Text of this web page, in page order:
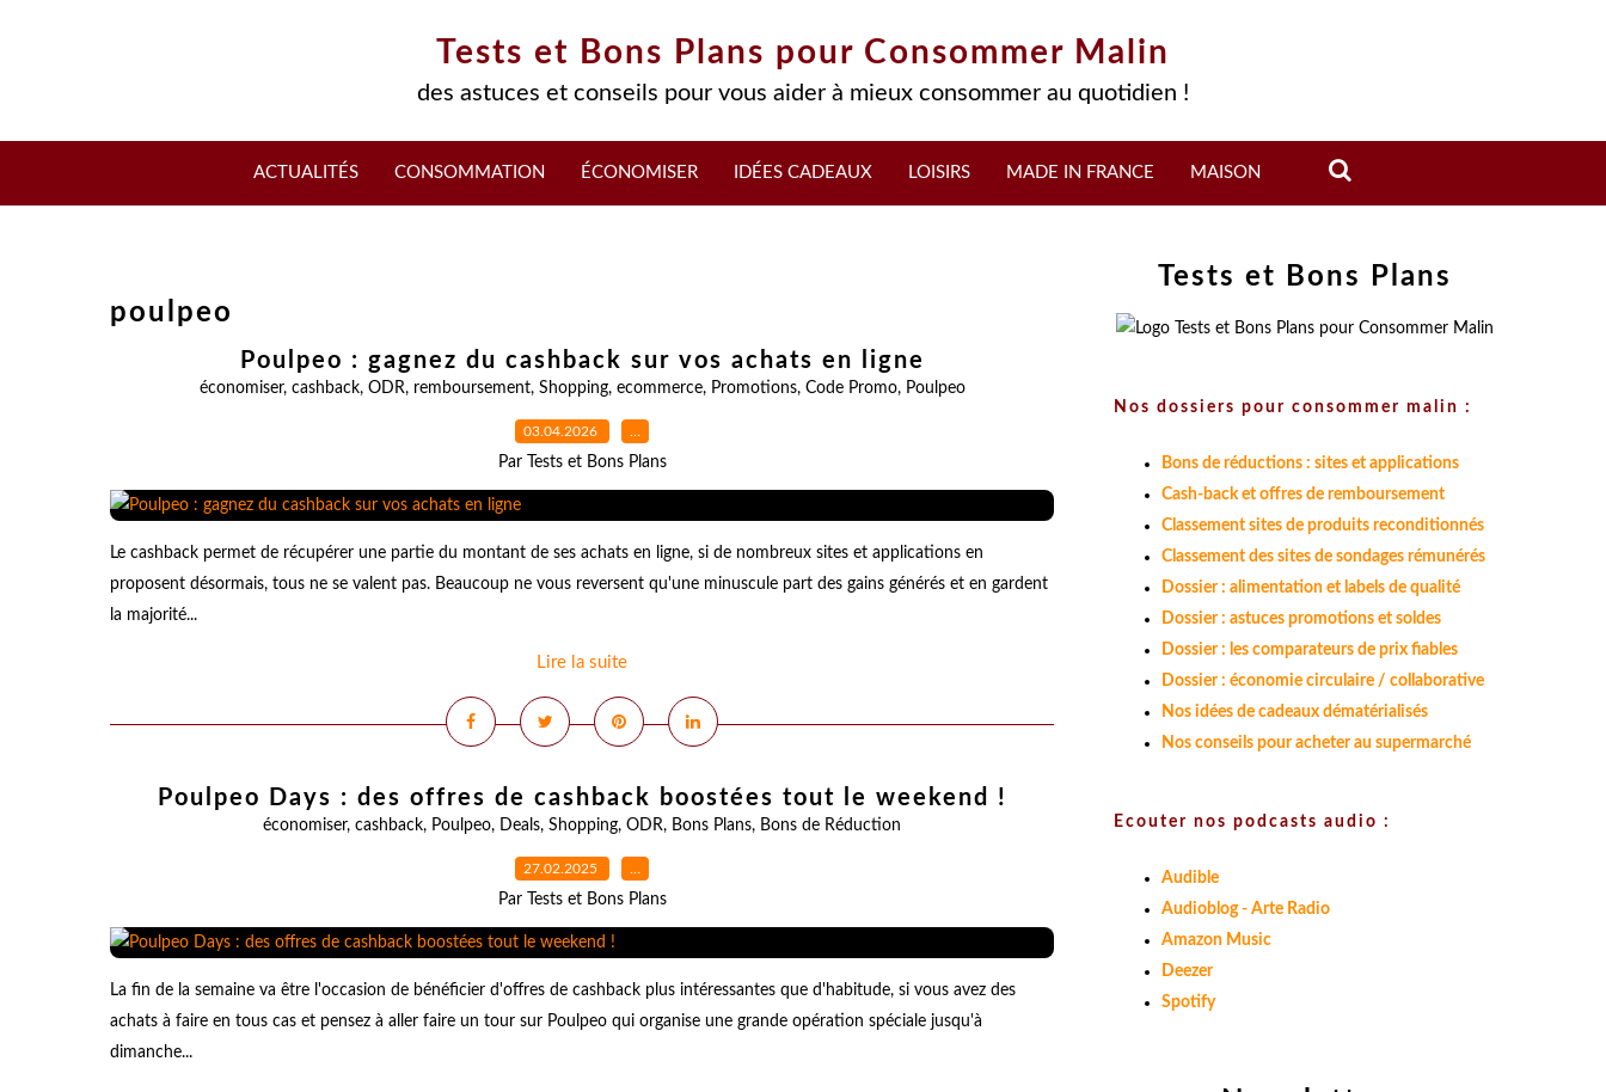
Tests et Bons Plans pour Consommer Malin
des astuces et conseils pour vous aider à mieux consommer au quotidien !
ACTUALITÉS CONSOMMATION ÉCONOMISER IDÉES CADEAUX LOISIRS MADE IN FRANCE MAISON
poulpeo
Poulpeo : gagnez du cashback sur vos achats en ligne
économiser, cashback, ODR, remboursement, Shopping, ecommerce, Promotions, Code Promo, Poulpeo
03.04.2026 …
Par Tests et Bons Plans
Le cashback permet de récupérer une partie du montant de ses achats en ligne, si de nombreux sites et applications en
proposent désormais, tous ne se valent pas. Beaucoup ne vous reversent qu'une minuscule part des gains générés et en gardent
la majorité...
Lire la suite
Poulpeo Days : des offres de cashback boostées tout le weekend !
économiser, cashback, Poulpeo, Deals, Shopping, ODR, Bons Plans, Bons de Réduction
27.02.2025 …
Par Tests et Bons Plans
La fin de la semaine va être l'occasion de bénéficier d'offres de cashback plus intéressantes que d'habitude, si vous avez des
achats à faire en tous cas et pensez à aller faire un tour sur Poulpeo qui organise une grande opération spéciale jusqu'à
dimanche...
Tests et Bons Plans
Nos dossiers pour consommer malin :
Bons de réductions : sites et applications
Cash-back et offres de remboursement
Classement sites de produits reconditionnés
Classement des sites de sondages rémunérés
Dossier : alimentation et labels de qualité
Dossier : astuces promotions et soldes
Dossier : les comparateurs de prix fiables
Dossier : économie circulaire / collaborative
Nos idées de cadeaux dématérialisés
Nos conseils pour acheter au supermarché
Ecouter nos podcasts audio :
Audible
Audioblog - Arte Radio
Amazon Music
Deezer
Spotify